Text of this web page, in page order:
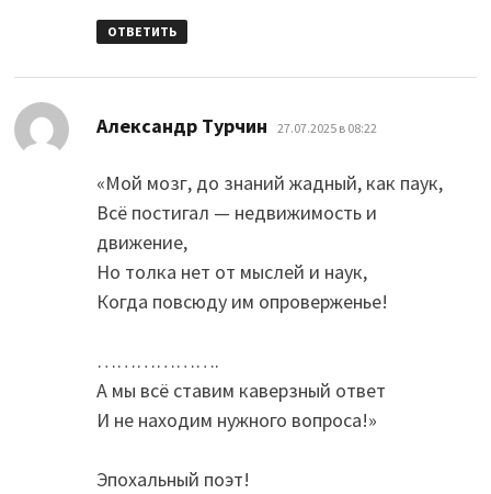
ОТВЕТИТЬ
Александр Турчин 27.07.2025 в 08:22
«Мой мозг, до знаний жадный, как паук,
Всё постигал — недвижимость и
движение,
Но толка нет от мыслей и наук,
Когда повсюду им опроверженье!
……………….
А мы всё ставим каверзный ответ
И не находим нужного вопроса!»
Эпохальный поэт!